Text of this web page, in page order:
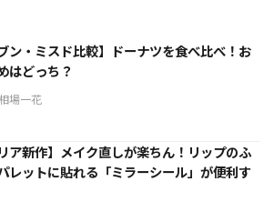
ブン・ミスド比較】ドーナツを食べ比べ！お
はどっち？
相場一花
リア新作】メイク直しが楽ちん！リップのふ
レットに貼れる「ミラーシール」が便利す